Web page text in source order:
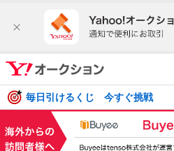
毎日引けるくじ 今すぐ挑戦